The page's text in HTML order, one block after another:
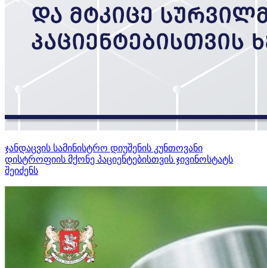
ჯანდაცვის სამინისტრო დიუშენის კუნთოვანი
დისტროფიის მქონე პაციენტებისთვის ჯივინოსტატს
შეიძენს